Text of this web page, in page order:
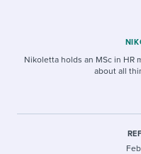
Nikoletta holds an MSc in HR
about all